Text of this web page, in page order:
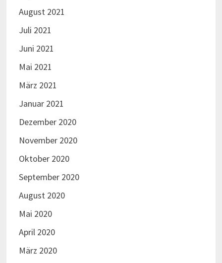
August 2021
Juli 2021
Juni 2021
Mai 2021
März 2021
Januar 2021
Dezember 2020
November 2020
Oktober 2020
September 2020
August 2020
Mai 2020
April 2020
März 2020